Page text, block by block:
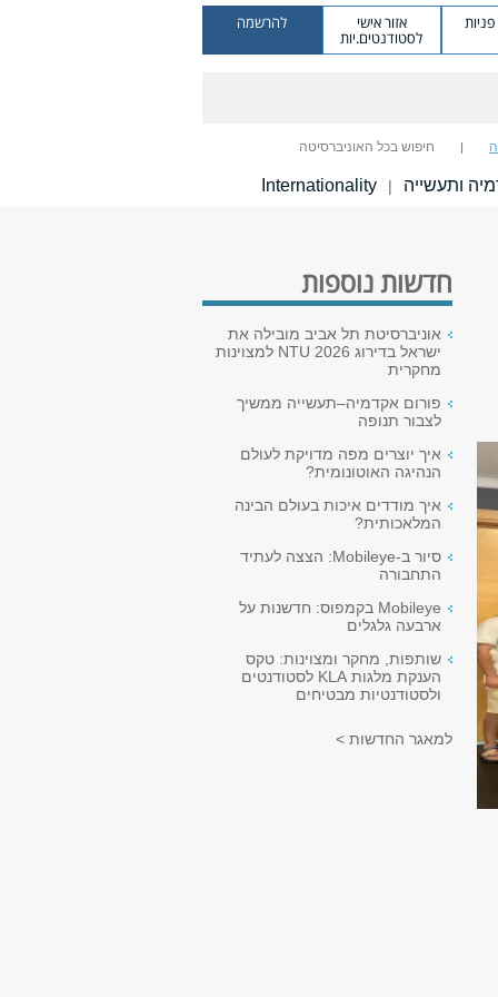
אזור אישי
לסטודנטים.יות
להרשמה
חיפוש בכל האוניברסיטה
ותעשייה |
Internationality
חדשות נוספות
אוניברסיטת תל אביב מובילה את
ישראל בדירוג NTU 2026 למצוינות
מחקרית
פורום אקדמיה–תעשייה ממשיך
לצבור תנופה
איך יוצרים מפה מדויקת לעולם
הנהיגה האוטונומית?
איך מודדים איכות בעולם הבינה
המלאכותית?
סיור ב-Mobileye: הצצה לעתיד
התחבורה
Mobileye בקמפוס: חדשנות על
ארבעה גלגלים
שותפות, מחקר ומצוינות: טקס
הענקת מלגות KLA לסטודנטים
ולסטודנטיות מבטיחים
למאגר החדשות >